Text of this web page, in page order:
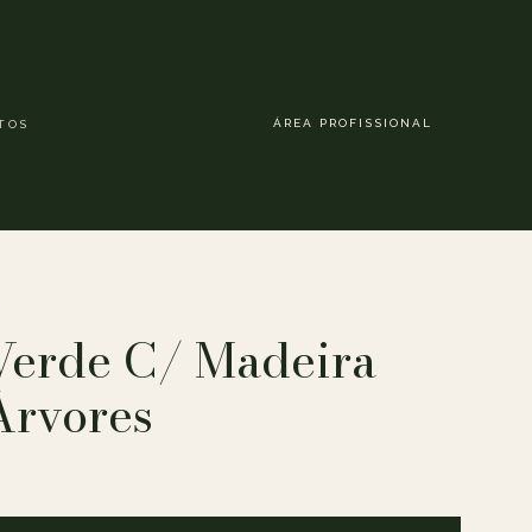
ÁREA PROFISSIONAL
C/ Madeira